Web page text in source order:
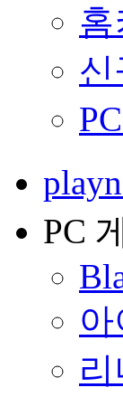
홈
신
PC
아
리